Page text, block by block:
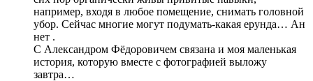
например, входя в любое помещение, снимать головной
убор. Сейчас многие могут подумать-какая ерунда… Ан
нет .
С Александром Фёдоровичем связана и моя маленькая
история, которую вместе с фотографией выложу
завтра…